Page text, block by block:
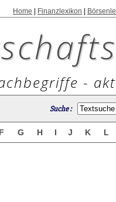
Home Finanzlexikon
-
Suche :
F G H I J K L